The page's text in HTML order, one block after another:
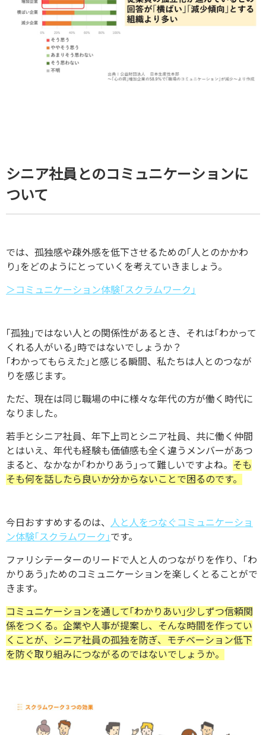
シニア社員とのコミュニケーションに
ついて
では、孤独感や疎外感を低下させるための｢人とのかかわ
り｣をどのようにとっていくを考えていきましょう。
＞コミュニケーション体験｢スクラムワーク｣
｢孤独｣ではない人との関係性があるとき、それは｢わかって
くれる人がいる｣時ではないでしょうか？
｢わかってもらえた｣と感じる瞬間、私たちは人とのつなが
りを感じます。
ただ、現在は同じ職場の中に様々な年代の方が働く時代に
なりました。
若手とシニア社員、年下上司とシニア社員、共に働く仲間
とはいえ、年代も経験も価値感も全く違うメンバーがあつ
まると、なかなか｢わかりあう｣って難しいですよね。
そも
そも何を話したら良いか分からないことで困るのです。
今日おすすめするのは、 人と人をつなぐコミュニケーショ
ン体験｢スクラムワーク｣です。
ファリシテーターのリードで人と人のつながりを作り、｢わ
かりあう｣ためのコミュニケーションを楽しくとることがで
きます。
コミュニケーションを通して｢わかりあい｣少しずつ信頼関
係をつくる。企業や人事が提案し、そんな時間を作ってい
くことが、シニア社員の孤独を防ぎ、モチベーション低下
を防ぐ取り組みにつながるのではないでしょうか。